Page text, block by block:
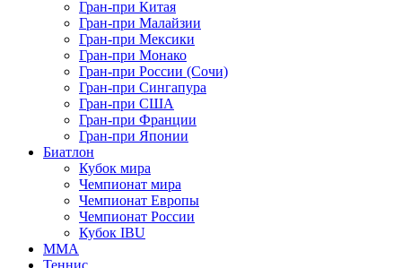
Гран-при Китая
Гран-при Малайзии
Гран-при Мексики
Гран-при Монако
Гран-при России (Сочи)
Гран-при Сингапура
Гран-при США
Гран-при Франции
Гран-при Японии
Биатлон
Кубок мира
Чемпионат мира
Чемпионат Европы
Чемпионат России
Кубок IBU
MMA
Теннис